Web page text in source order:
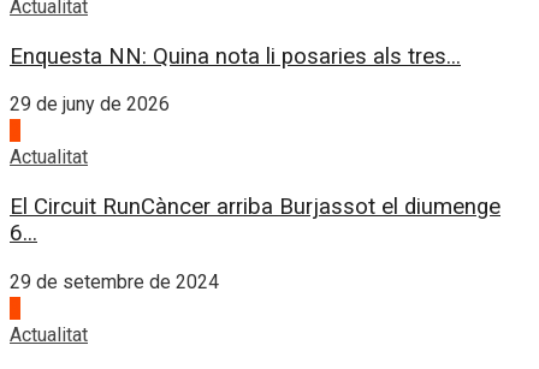
Actualitat
Enquesta NN: Quina nota li posaries als tres...
29 de juny de 2026
Actualitat
El Circuit RunCàncer arriba Burjassot el diumenge
6...
29 de setembre de 2024
Actualitat